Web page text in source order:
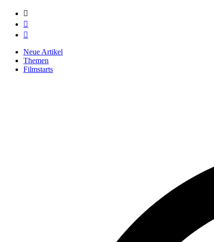



Neue Artikel
Themen
Filmstarts